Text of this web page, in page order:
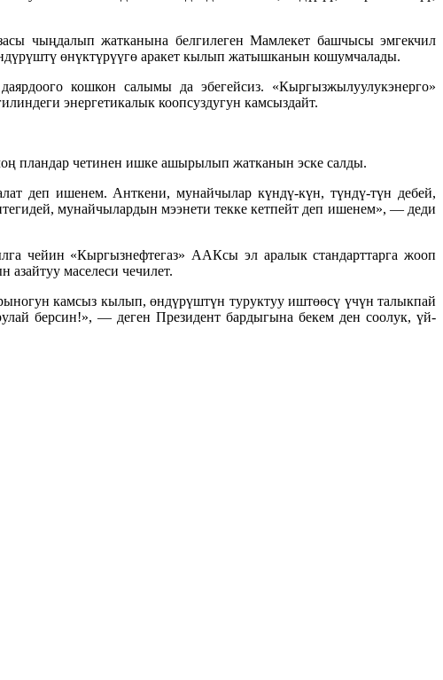
чыңдалып жатканына белгилеген Мамлекет башчысы эмгекчил
өнүктүрүүгө аракет кылып жатышканын кошумчалады.
кошкон салымы да эбегейсиз. «Кыргызжылуулукэнерго»
энергетикалык коопсуздугун камсыздайт.
пландар четинен ишке ашырылып жатканын эске салды.
деп ишенем. Анткени, мунайчылар күндү-күн, түндү-түн дебей,
мунайчылардын мээнети текке кетпейт деп ишенем», — деди
чейин «Кыргызнефтегаз» ААКсы эл аралык стандарттарга жооп
маселеси чечилет.
камсыз кылып, өндүрүштүн туруктуу иштөөсү үчүн талыкпай
берсин!», — деген Президент бардыгына бекем ден соолук, үй-